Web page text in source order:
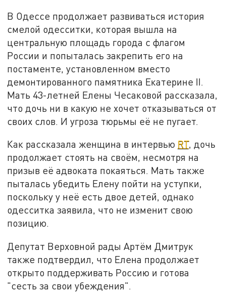
В Одессе продолжает развиваться история
смелой одесситки, которая вышла на
центральную площадь города с флагом
России и попыталась закрепить его на
постаменте, установленном вместо
демонтированного памятника Екатерине II.
Мать 43-летней Елены Чесаковой рассказала,
что дочь ни в какую не хочет отказываться от
своих слов. И угроза тюрьмы её не пугает.
Как рассказала женщина в интервью RT, дочь
продолжает стоять на своём, несмотря на
призыв её адвоката покаяться. Мать также
пыталась убедить Елену пойти на уступки,
поскольку у неё есть двое детей, однако
одесситка заявила, что не изменит свою
позицию.
Депутат Верховной рады Артём Дмитрук
также подтвердил, что Елена продолжает
открыто поддерживать Россию и готова
"сесть за свои убеждения".